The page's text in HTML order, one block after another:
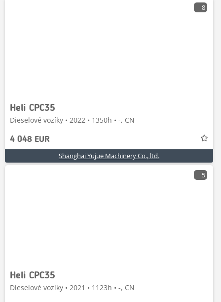
8
Heli CPC35
Dieselové vozíky • 2022 • 1350h • -, CN
4 048 EUR
Shanghai Yujue Machinery Co., ltd.
5
Heli CPC35
Dieselové vozíky • 2021 • 1123h • -, CN